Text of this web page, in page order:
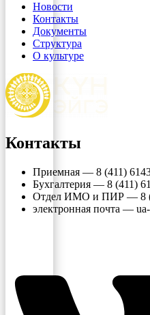
Новости
Контакты
Документы
Структура
О культуре
Контакты
Приемная — 8 (411)
Бухгалтерия — 8 (411)
Отдел ИМО и ПИР — 8
электронная почта —